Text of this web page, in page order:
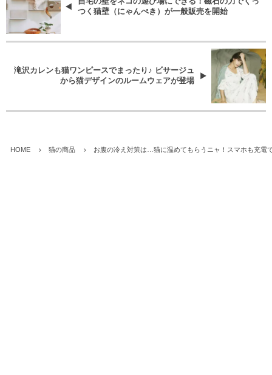
つく猫壁（にゃんぺき）が一般販売を開始
滝沢カレンも猫ワンピースでまったり♪ ビサージュ
から猫デザインのルームウェアが登場
HOME 猫の商品 お腹の冷え対策は…猫に温めてもらうニャ！スマホも充電